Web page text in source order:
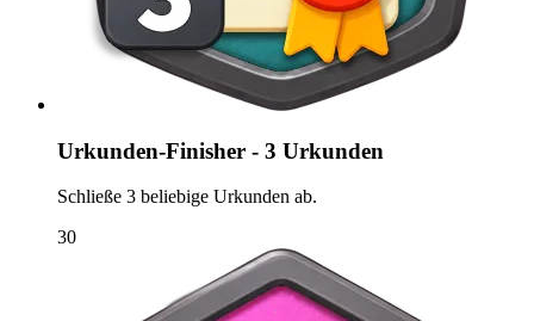
Urkunden-Finisher - 3 Urkunden
Schließe 3 beliebige Urkunden ab.
30